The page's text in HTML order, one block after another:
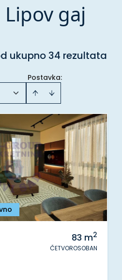
gaj
ukupno 34 rezultata
Postavka:
83 m2
ČETVOROSOBAN